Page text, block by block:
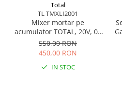
Unelte pentru grădină
Greble
Motoforeze și Burghie de Pământ
Ventilatoare
Total
TL TMXLI2001
Mixer mortar pe
acumulator TOTAL, 20V, 0–
650 RPM, prindere M14,
fără baterie
550,00 RON
450,00 RON
IN STOC